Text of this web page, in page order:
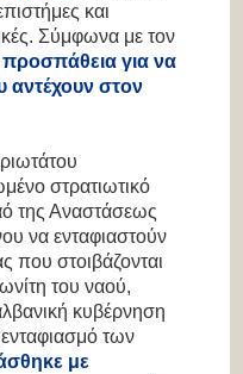
και
Σύμφωνα με τον
προσπάθεια για να
αντέχουν στον
στρατιωτικό
της Αναστάσεως
να ενταφιαστούν
που στοιβάζονται
του ναού,
κυβέρνηση
ενταφιασμό των
με